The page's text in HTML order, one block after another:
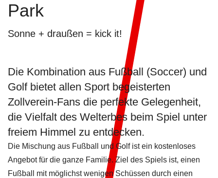
Park
Sonne + draußen = kick it!
Die Kombination aus Fußball (Soccer) und
Golf bietet allen Sport begeisterten
Zollverein-Fans die perfekte Gelegenheit,
die Vielfalt des Welterbes beim Spiel unter
freiem Himmel zu entdecken.
Die Mischung aus Fußball und Golf ist ein kostenloses
Angebot für die ganze Familie. Ziel des Spiels ist, einen
Fußball mit möglichst wenigen Schüssen durch einen